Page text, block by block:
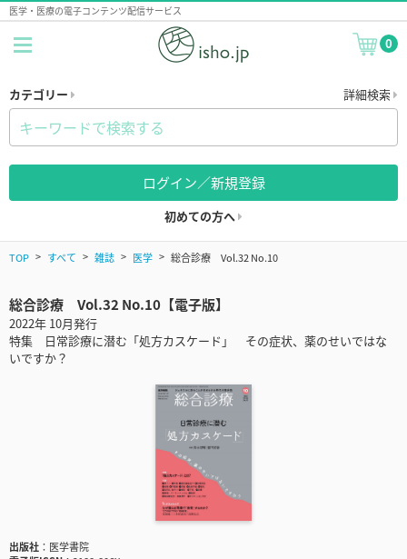
医学・医療の電子コンテンツ配信サービス
0
カテゴリー 詳細検索
ログイン／新規登録
初めての方へ
TOP すべて 雑誌 医学 総合診療 Vol.32 No.10
総合診療 Vol.32 No.10【電子版】
2022年 10月発行
特集 日常診療に潜む「処方カスケード」 その症状、薬のせいではな
いですか？
出版社
医学書院